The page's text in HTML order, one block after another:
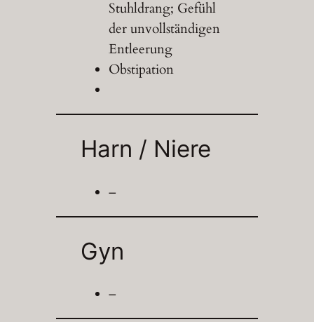
Stuhldrang; Gefühl
der unvollständigen
Entleerung
Obstipation
Harn / Niere
–
Gyn
–